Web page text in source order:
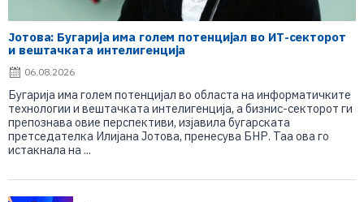
Јотова: Бугарија има голем потенцијал во ИТ-секторот
и вештачката интелигенција
06.08.2026
Бугарија има голем потенцијал во областа на информатичките
технологии и вештачката интелигенција, а бизнис-секторот ги
препознава овие перспективи, изјавила бугарската
претседателка Илијана Јотова, пренесува БНР. Таа ова го
истакнала на ...